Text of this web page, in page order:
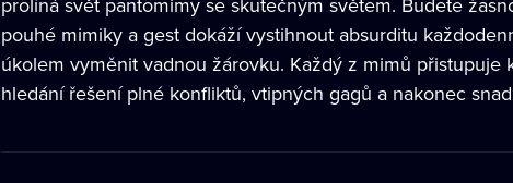
pouhé mimiky a gest dokáží vystihnout absurditu
úkolem vyměnit vadnou žárovku. Každý z mimů
hledání řešení plné konfliktů, vtipných gagů a nakonec